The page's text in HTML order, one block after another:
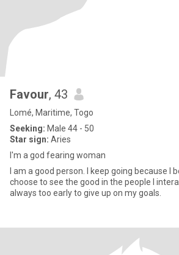
Favour, 43
Lomé, Maritime, Togo
Seeking: Male 44 - 50
Star sign: Aries
I'm a god fearing woman
I am a good person. I keep going because I
choose to see the good in the people I
always too early to give up on my goals.